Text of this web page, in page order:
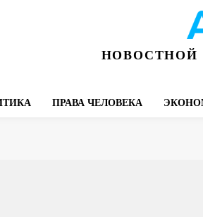
НОВОСТНОЙ
ПРАВА ЧЕЛОВЕКА